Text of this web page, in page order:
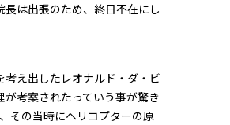
は出張のため、終日不在にし
え出したレオナルド・ダ・ビ
考案されたっていう事が驚き
その当時にヘリコプターの原